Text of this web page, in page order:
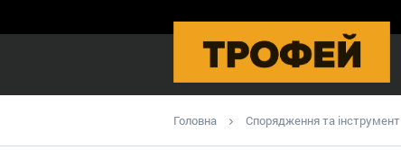
Головна Спорядження та інструмент